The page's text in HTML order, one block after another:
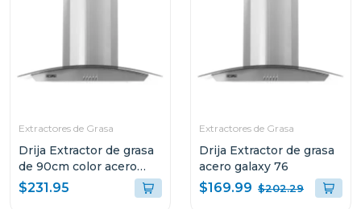
Extractores de Grasa
Drija Extractor de grasa
de 90cm color acero
galaxy 90
$231.95
Extractores de Grasa
Drija Extractor de grasa
acero galaxy 76
$169.99 $202.29